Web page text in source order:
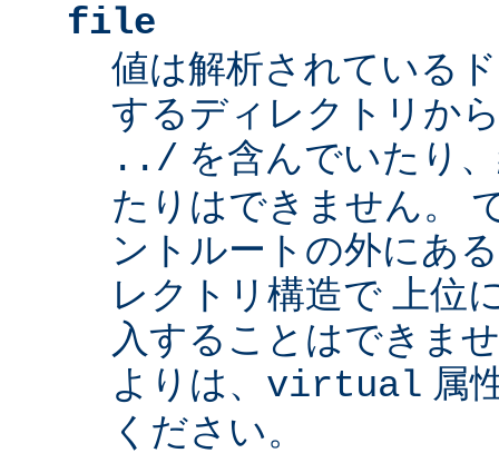
file
値は解析されている
するディレクトリか
../ を含んでいたり
たりはできません。
ントルートの外にあ
レクトリ構造で 上位
入することはできま
よりは、 virtual 属
ください。